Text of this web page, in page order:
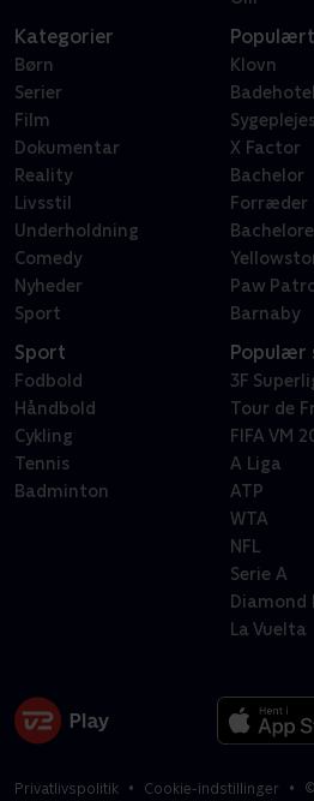
Kategorier
Børn
Serier
Film
Dokumentar
Reality
Livsstil
Underholdning
Comedy
Nyheder
Sport
Populært
Klovn
X Factor
Bachelor
Forræder
Paw
Barnaby
Sport
Fodbold
Håndbold
Cykling
Tennis
Badminton
Populær
3F
Tour de
FIFA VM
A Liga
ATP
WTA
NFL
Serie A
Diamond
La Vuelta
Privatlivspolitik Cookie-indstillinger ©